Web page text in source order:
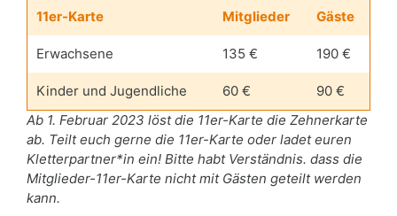
11er-Karte Mitglieder Gäste
Erwachsene 135 € 190 €
Kinder und Jugendliche 60 €
90 €
Ab 1. Februar 2023 löst die 11er-Karte die Zehnerkarte
ab. Teilt euch gerne die 11er-Karte oder ladet euren
Kletterpartner*in ein! Bitte habt Verständnis. dass die
Mitglieder-11er-Karte nicht mit Gästen geteilt werden
kann.